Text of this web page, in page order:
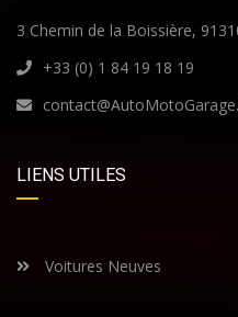
3 Chemin de la Boissière,
+33 (0) 1 84 19 18 19
LIENS UTILES
Voitures Neuves